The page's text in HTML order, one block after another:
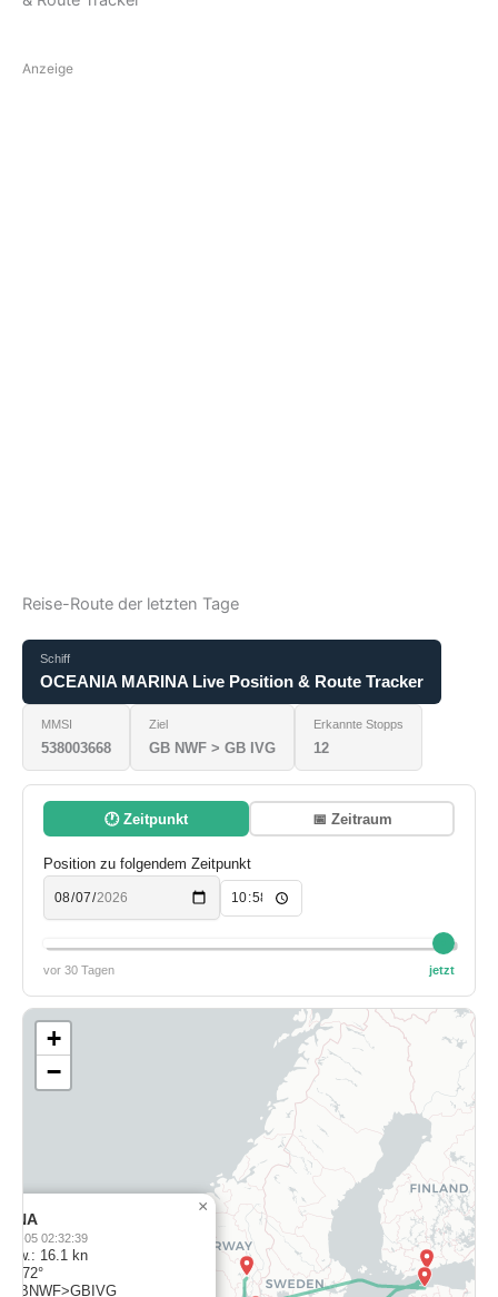
Anzeige
Reise-Route der letzten Tage
Schiff
OCEANIA MARINA Live Position & Route Tracker
MMSI
538003668
Ziel
GB NWF > GB IVG
Erkannte Stopps
12
🕐 Zeitpunkt 📅 Zeitraum
Position zu folgendem Zeitpunkt
vor 30 Tagen jetzt
08-05 02:32:39
16.1 kn
272°
GBNWF>GBIVG
×
+
−